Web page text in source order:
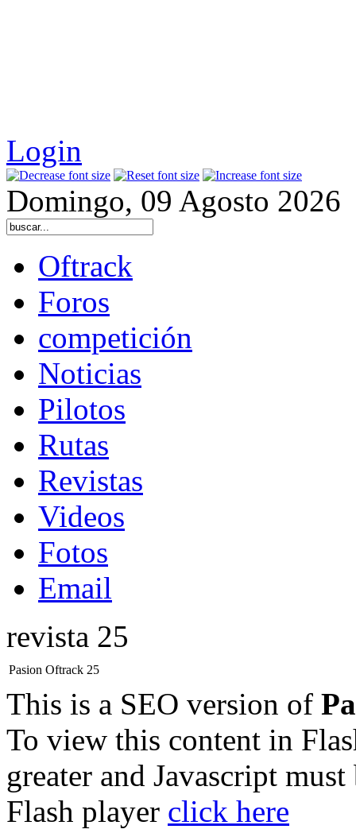
Login
Domingo, 09 Agosto 2026
Oftrack
Foros
competición
Noticias
Pilotos
Rutas
Revistas
Videos
Fotos
Email
revista 25
Pasion Oftrack 25
This is a SEO version of
To view this content in
greater and Javascript
Flash player click here